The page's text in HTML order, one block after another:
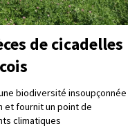
de cicadelles
biodiversité insoupçonnée
et fournit un point de
climatiques